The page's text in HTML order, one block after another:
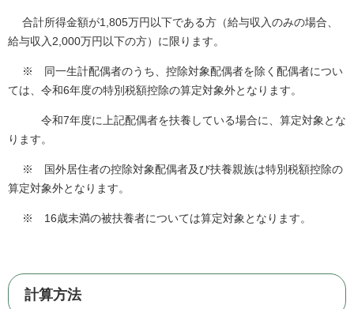
合計所得金額が1,805万円以下である方（給与収入のみの場合、
給与収入2,000万円以下の方）に限ります。
※ 同一生計配偶者のうち、控除対象配偶者を除く配偶者につい
ては、令和6年度の特別税額控除の算定対象外となります。
令和7年度に上記配偶者を扶養している場合に、算定対象とな
ります。
※ 国外居住者の控除対象配偶者及び扶養親族は特別税額控除の
算定対象外となります。
※ 16歳未満の被扶養者については算定対象となります。
計算方法